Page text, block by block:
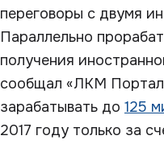
переговоры с двумя
Параллельно
получения
сообщал «ЛКМ
зарабатывать до 125
2017 году только за